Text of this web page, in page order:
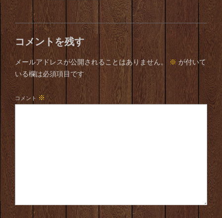
コメントを残す
メールアドレスが公開されることはありません。 ※ が付いて
いる欄は必須項目です
コメント ※